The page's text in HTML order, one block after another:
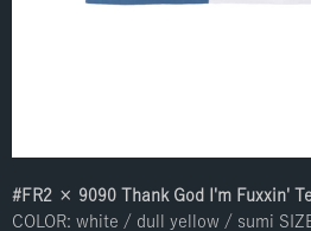
#FR2 × 9090 Thank God I'm Fuxxin'
COLOR: white / dull yellow / sumi